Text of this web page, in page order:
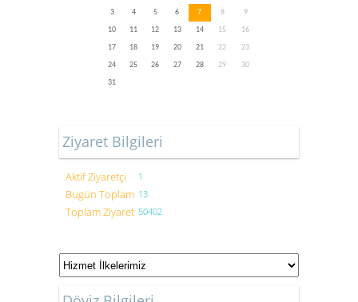
3
4 5 6 7 8
9
10
11 12 13 14 15
16
17
18 19 20 21 22
23
24
25 26 27 28 29
30
31
Ziyaret Bilgileri
Aktif Ziyaretçi 1
Bugün Toplam 13
Toplam Ziyaret 50402